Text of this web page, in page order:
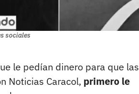
sociales
le pedían dinero para que las
Noticias Caracol, primero le